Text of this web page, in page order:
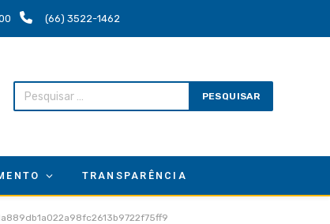
(66) 3522-1462
TRANSPARÊNCIA